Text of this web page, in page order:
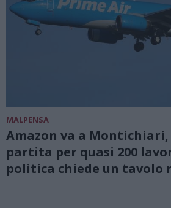
MALPENSA
Amazon va a
partita per quasi 200
politica chiede un tavolo